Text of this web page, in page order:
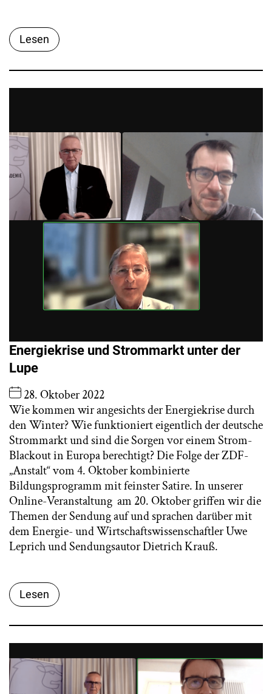
Lesen
Energiekrise und Strommarkt unter der
Lupe
28. Oktober 2022
Wie kommen wir angesichts der Energiekrise durch
den Winter? Wie funktioniert eigentlich der deutsche
Strommarkt und sind die Sorgen vor einem Strom-
Blackout in Europa berechtigt? Die Folge der ZDF-
„Anstalt“ vom 4. Oktober kombinierte
Bildungsprogramm mit feinster Satire. In unserer
Online-Veranstaltung am 20. Oktober griffen wir die
Themen der Sendung auf und sprachen darüber mit
dem Energie- und Wirtschaftswissenschaftler Uwe
Leprich und Sendungsautor Dietrich Krauß.
Lesen